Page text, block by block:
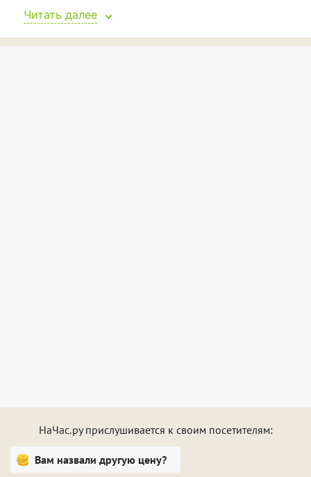
установлена двуспальная кровать и телевизор на
два кресла. Есть выход на балкон.
Читать далее
НаЧас.ру прислушивается к своим посетителям:
Вам назвали другую цену?